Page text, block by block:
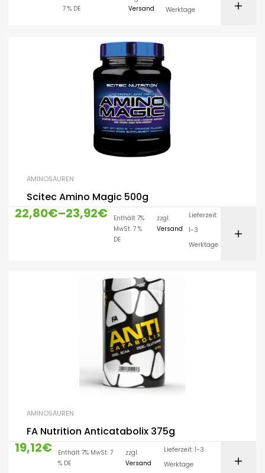
7 % DE
Versand
Werktage
AMINOSÄUREN
Scitec Amino Magic 500g
22,80€–23,92€
Enthält 7%
MwSt. 7 %
DE
zzgl.
Versand
Lieferzeit:
1-3
Werktage
AMINOSÄUREN
FA Nutrition Anticatabolix 375g
19,12€
Enthält 7% MwSt. 7
% DE
zzgl.
Versand
Lieferzeit: 1-3
Werktage